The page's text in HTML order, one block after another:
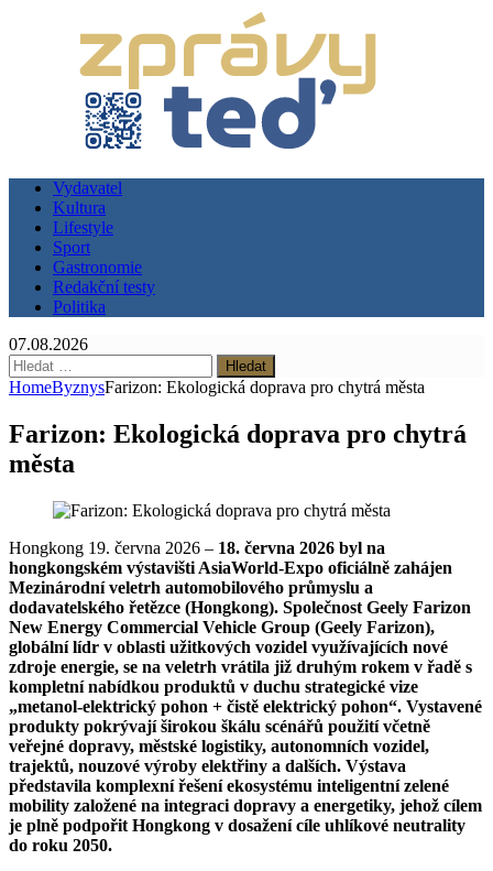
Vydavatel
Kultura
Lifestyle
Sport
Gastronomie
Redakční testy
Politika
07.08.2026
Vyhledávání
HomeByznysFarizon: Ekologická doprava pro chytrá města
Farizon: Ekologická doprava pro chytrá
města
Hongkong 19. června 2026 – 18. června 2026 byl na
hongkongském výstavišti AsiaWorld-Expo oficiálně zahájen
Mezinárodní veletrh automobilového průmyslu a
dodavatelského řetězce (Hongkong). Společnost Geely Farizon
New Energy Commercial Vehicle Group (Geely Farizon),
globální lídr v oblasti užitkových vozidel využívajících nové
zdroje energie, se na veletrh vrátila již druhým rokem v řadě s
kompletní nabídkou produktů v duchu strategické vize
„metanol-elektrický pohon + čistě elektrický pohon“. Vystavené
produkty pokrývají širokou škálu scénářů použití včetně
veřejné dopravy, městské logistiky, autonomních vozidel,
trajektů, nouzové výroby elektřiny a dalších. Výstava
představila komplexní řešení ekosystému inteligentní zelené
mobility založené na integraci dopravy a energetiky, jehož cílem
je plně podpořit Hongkong v dosažení cíle uhlíkové neutrality
do roku 2050.